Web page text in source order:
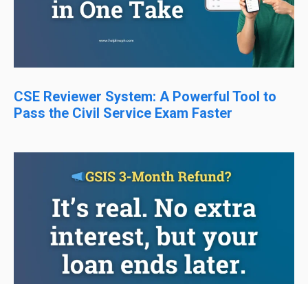
CSE Reviewer System: A Powerful Tool to
Pass the Civil Service Exam Faster